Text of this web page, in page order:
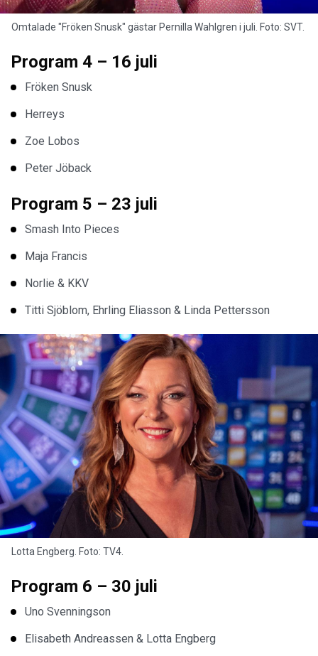
Omtalade "Fröken Snusk" gästar Pernilla Wahlgren i juli. Foto: SVT.
Program 4 – 16 juli
Fröken Snusk
Herreys
Zoe Lobos
Peter Jöback
Program 5 – 23 juli
Smash Into Pieces
Maja Francis
Norlie & KKV
Titti Sjöblom, Ehrling Eliasson & Linda Pettersson
Lotta Engberg. Foto: TV4.
Program 6 – 30 juli
Uno Svenningson
Elisabeth Andreassen & Lotta Engberg